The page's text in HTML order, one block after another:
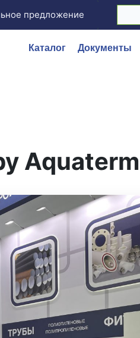
предложение
Каталог Документы
Aquaterm